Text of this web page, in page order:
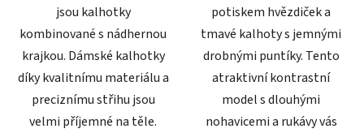
jsou kalhotky
kombinované s nádhernou
krajkou. Dámské kalhotky
díky kvalitnímu materiálu a
preciznímu střihu jsou
velmi příjemné na těle.
potiskem hvězdiček a
tmavé kalhoty s jemnými
drobnými puntíky. Tento
atraktivní kontrastní
model s dlouhými
nohavicemi a rukávy vás